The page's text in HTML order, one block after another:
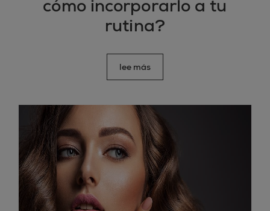
cómo incorporarlo a tu
rutina?
lee más